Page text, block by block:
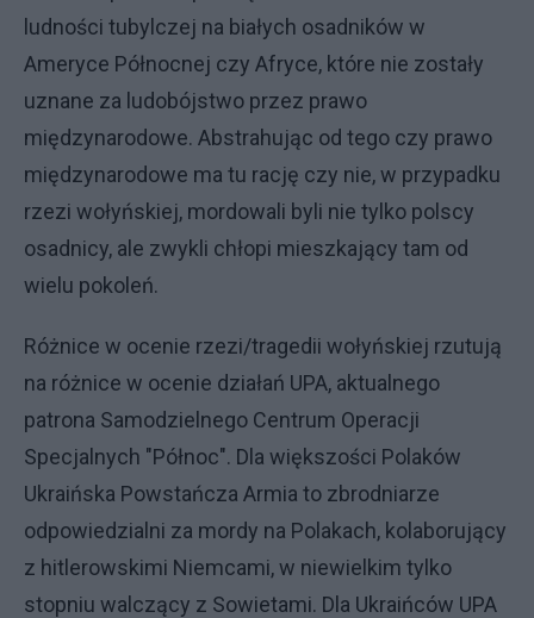
ludności tubylczej na białych osadników w
Ameryce Północnej czy Afryce, które nie zostały
uznane za ludobójstwo przez prawo
międzynarodowe. Abstrahując od tego czy prawo
międzynarodowe ma tu rację czy nie, w przypadku
rzezi wołyńskiej, mordowali byli nie tylko polscy
osadnicy, ale zwykli chłopi mieszkający tam od
wielu pokoleń.
Różnice w ocenie rzezi/tragedii wołyńskiej rzutują
na różnice w ocenie działań UPA, aktualnego
patrona Samodzielnego Centrum Operacji
Specjalnych "Północ". Dla większości Polaków
Ukraińska Powstańcza Armia to zbrodniarze
odpowiedzialni za mordy na Polakach, kolaborujący
z hitlerowskimi Niemcami, w niewielkim tylko
stopniu walczący z Sowietami. Dla Ukraińców UPA